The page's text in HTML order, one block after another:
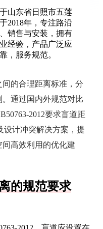
山东省日照市五莲
2018年，专注路沿
销售与安装，拥有
经验，产品广泛应
，服务规范。
的合理距离标准，分
通过国内外规范对比
2012要求盲道距
设计冲突解决方案，提
高效利用的优化建
的规范要求